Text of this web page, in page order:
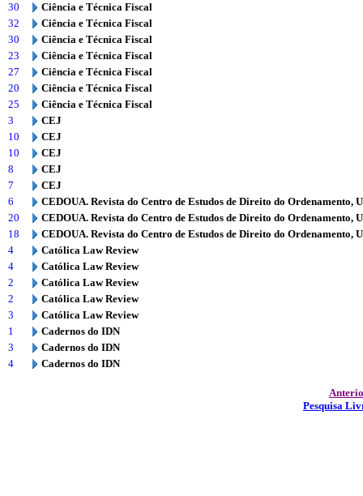
30
Ciência e Técnica Fiscal
32
Ciência e Técnica Fiscal
30
Ciência e Técnica Fiscal
23
Ciência e Técnica Fiscal
27
Ciência e Técnica Fiscal
20
Ciência e Técnica Fiscal
25
Ciência e Técnica Fiscal
3
CEJ
10
CEJ
10
CEJ
8
CEJ
7
CEJ
6
CEDOUA. Revista do Centro de Estudos de Direito do Ordenamento,
20
CEDOUA. Revista do Centro de Estudos de Direito do Ordenamento,
18
CEDOUA. Revista do Centro de Estudos de Direito do Ordenamento,
4
Católica Law Review
4
Católica Law Review
2
Católica Law Review
2
Católica Law Review
3
Católica Law Review
1
Cadernos do IDN
3
Cadernos do IDN
4
Cadernos do IDN
Pesquisa